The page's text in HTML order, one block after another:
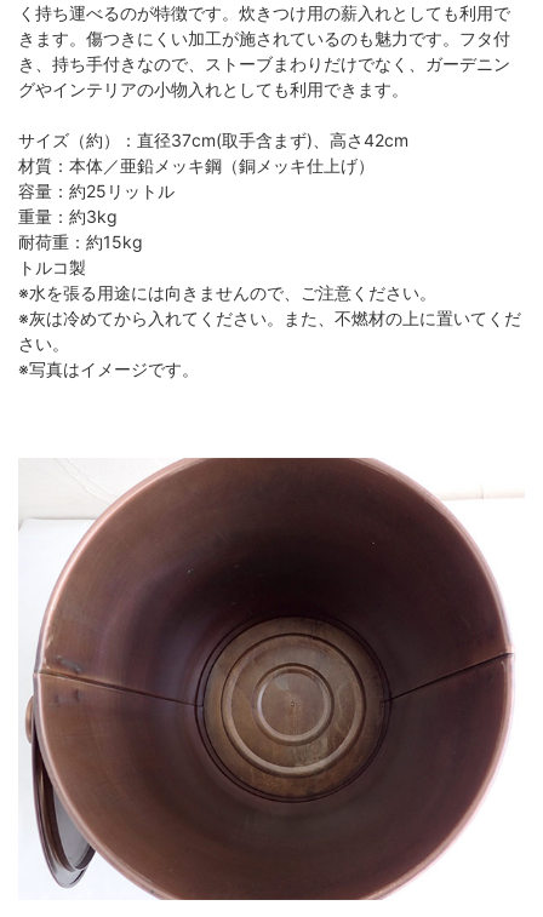
く持ち運べるのが特徴です。炊きつけ用の薪入れとしても利用で
きます。傷つきにくい加工が施されているのも魅力です。フタ付
き、持ち手付きなので、ストーブまわりだけでなく、ガーデニン
グやインテリアの小物入れとしても利用できます。
サイズ（約）：直径37cm(取手含まず)、高さ42cm
材質：本体／亜鉛メッキ鋼（銅メッキ仕上げ）
容量：約25リットル
重量：約3kg
耐荷重：約15kg
トルコ製
※水を張る用途には向きませんので、ご注意ください。
※灰は冷めてから入れてください。また、不燃材の上に置いてくだ
さい。
※写真はイメージです。